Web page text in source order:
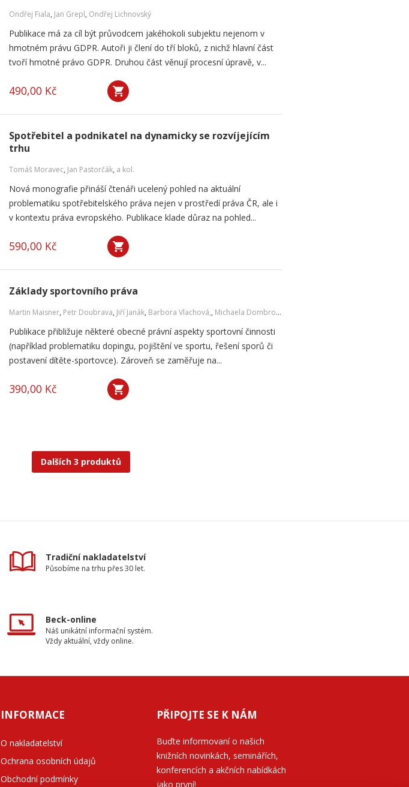
Ondřej Fiala, Jan Grepl, Ondřej Lichnovský
Publikace má za cíl být průvodcem jakéhokoli subjektu nejenom v
hmotném právu GDPR. Autoři ji člení do tří bloků, z nichž hlavní část
tvoří hmotné právo GDPR. Druhou část věnují procesní úpravě, v...
490,00 Kč
Spotřebitel a podnikatel na dynamicky se rozvíjejícím
trhu
Tomáš Moravec, Jan Pastorčák, a kol.
Nová monografie přináší čtenáři ucelený pohled na aktuální
problematiku spotřebitelského práva nejen v prostředí práva ČR, ale i
v kontextu práva evropského. Publikace klade důraz na pohled...
590,00 Kč
Základy sportovního práva
Martin Maisner, Petr Doubrava, Jiří Janák, Barbora Vlachová,, Michaela Dombrovská
Publikace přibližuje některé obecné právní aspekty sportovní činnosti
(například problematiku dopingu, pojištění ve sportu, řešení sporů či
postavení dítěte-sportovce). Zároveň se zaměřuje na...
390,00 Kč
Dalších 3 produktů
Tradiční nakladatelství
Působíme na trhu přes 30 let.
Beck-online
Náš unikátní informační systém.
Vždy aktuální, vždy online.
INFORMACE
O nakladatelství
Ochrana osobních údajů
Obchodní podmínky
PŘIPOJTE SE K NÁM
Buďte informovaní o našich
knižních novinkách, seminářích,
konferencích a akčních nabídkách
jako první!